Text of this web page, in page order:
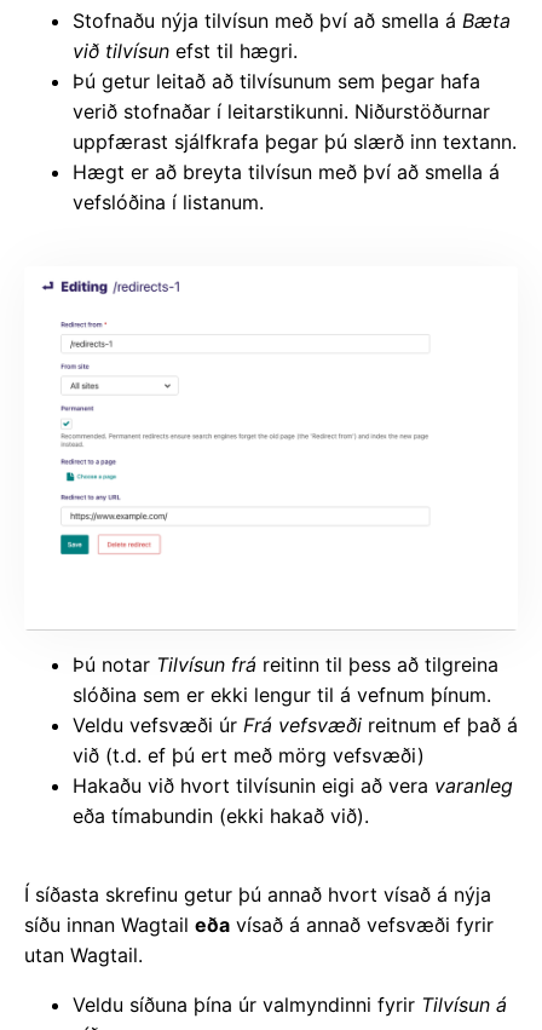
Stofnaðu nýja tilvísun með því að smella á Bæta
við tilvísun efst til hægri.
Þú getur leitað að tilvísunum sem þegar hafa
verið stofnaðar í leitarstikunni. Niðurstöðurnar
uppfærast sjálfkrafa þegar þú slærð inn textann.
Hægt er að breyta tilvísun með því að smella á
vefslóðina í listanum.
Þú notar Tilvísun frá reitinn til þess að tilgreina
slóðina sem er ekki lengur til á vefnum þínum.
Veldu vefsvæði úr Frá vefsvæði reitnum ef það á
við (t.d. ef þú ert með mörg vefsvæði)
Hakaðu við hvort tilvísunin eigi að vera varanleg
eða tímabundin (ekki hakað við).
Í síðasta skrefinu getur þú annað hvort vísað á nýja
síðu innan Wagtail eða vísað á annað vefsvæði fyrir
utan Wagtail.
Veldu síðuna þína úr valmyndinni fyrir Tilvísun á